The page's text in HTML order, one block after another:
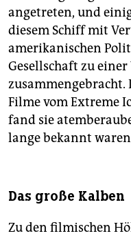
angetreten, und
diesem Schiff mit
amerikanischen
Gesellschaft zu
zusammengebracht.
Filme vom Extreme
fand sie
lange bekannt
Das große Kalben
Zu den filmischen